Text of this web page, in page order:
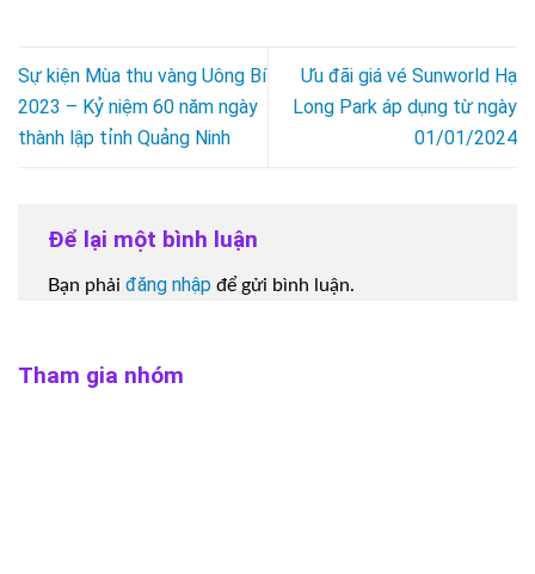
Sự kiện Mùa thu vàng Uông Bí
2023 – Kỷ niệm 60 năm ngày
thành lập tỉnh Quảng Ninh
Ưu đãi giá vé Sunworld Hạ
Long Park áp dụng từ ngày
01/01/2024
Để lại một bình luận
Bạn phải đăng nhập để gửi bình luận.
Tham gia nhóm